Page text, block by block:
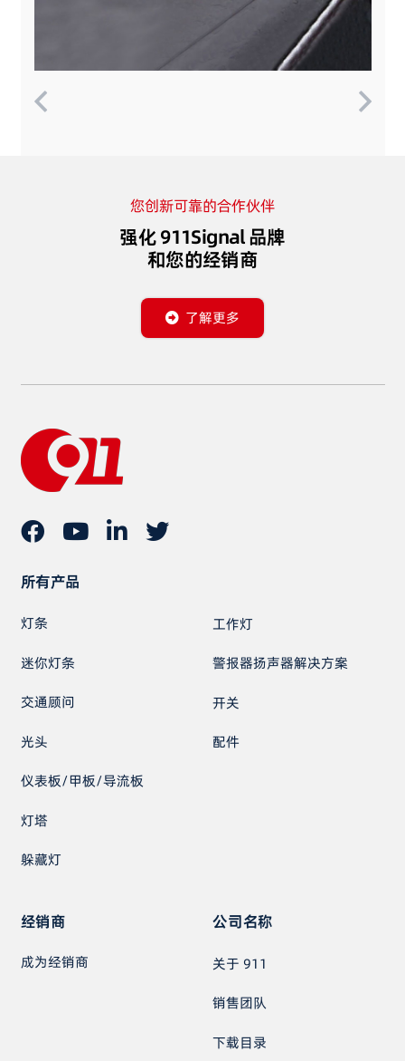
您创新可靠的合作伙伴
强化 911Signal 品牌
和您的经销商
了解更多
所有产品
灯条
迷你灯条
交通顾问
光头
仪表板/甲板/导流板
灯塔
躲藏灯
工作灯
警报器扬声器解决方案
开关
配件
经销商
成为经销商
公司名称
关于 911
销售团队
下载目录